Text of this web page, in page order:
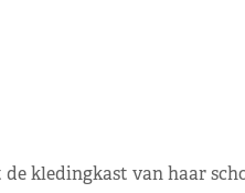
kledingkast van haar